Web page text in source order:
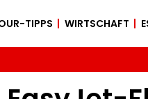
TIPPS WIRTSCHAFT